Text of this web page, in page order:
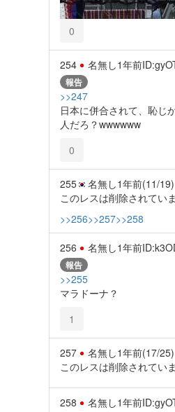
0
254 名無し1年前
報告
>>247
日本に併合されて、恥じ
人だろ？wwwwww
0
255 名無し1年前(11/19)
このレスは削除されてい
>>256>>257>>258
256 名無し1年前
報告
>>255
マラドーナ？
1
257 名無し1年前(17/25)
このレスは削除されてい
258 名無し1年前